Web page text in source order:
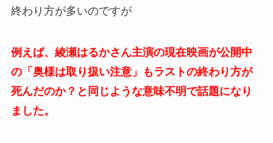
終わり方が多いのですが
例えば、綾瀬はるかさん主演の現在映画が公開中
の「奥様は取り扱い注意」もラストの終わり方が
死んだのか？と同じような意味不明で話題になり
ました。